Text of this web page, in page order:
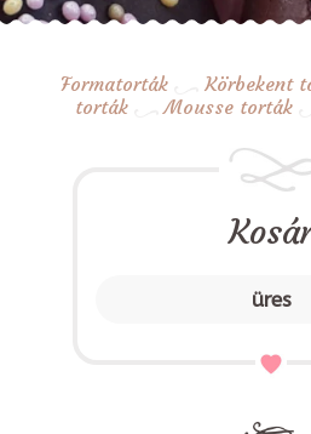
Formatorták Körbekent
torták
Mousse torták
üres